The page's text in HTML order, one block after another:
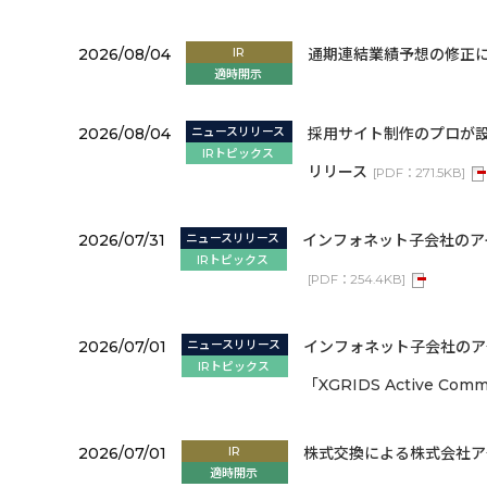
2026/08/04
IR
適時開示
通期連結業績予想の修正
2026/08/04
ニュースリリース
IRトピックス
採用サイト制作のプロが
リリース [PDF：271.5KB]
2026/07/31
ニュースリリース
IRトピックス
インフォネット子会社の
[PDF：254.4KB]
2026/07/01
ニュースリリース
IRトピックス
インフォネット子会社の
「XGRIDS Active
2026/07/01
IR
適時開示
株式交換による株式会社